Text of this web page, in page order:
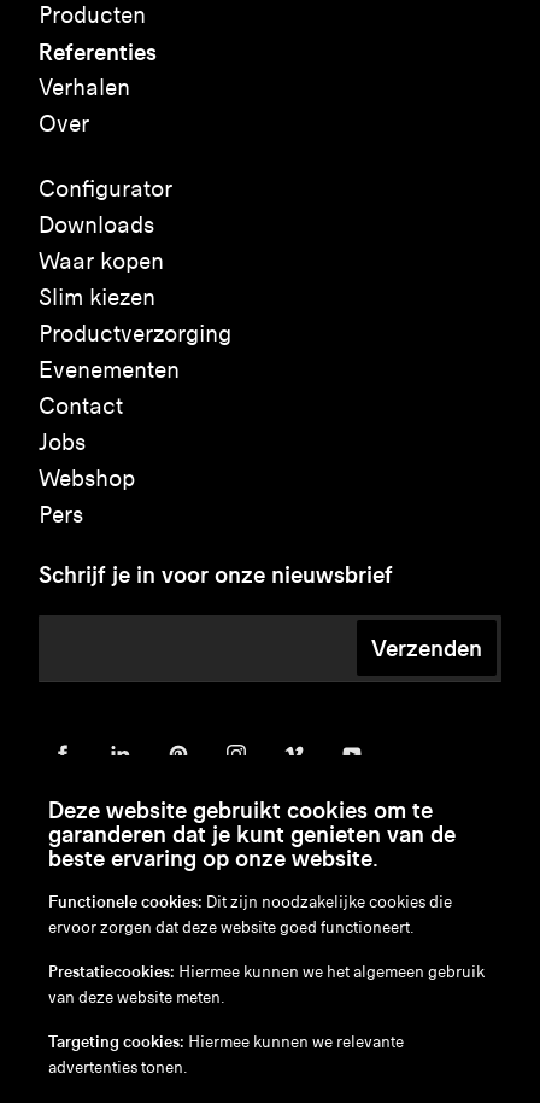
Producten
Referenties
Verhalen
Over
Configurator
Downloads
Waar kopen
Slim kiezen
Productverzorging
Evenementen
Contact
Jobs
Webshop
Pers
Schrijf je in voor onze nieuwsbrief
Verzenden
en/nl/fr/de
Disclaimer
Cookiebeleid
Deze website gebruikt cookies om te
garanderen dat je kunt genieten van de
beste ervaring op onze website.
Functionele cookies: Dit zijn noodzakelijke cookies die
ervoor zorgen dat deze website goed functioneert.
Prestatiecookies: Hiermee kunnen we het algemeen gebruik
van deze website meten.
Targeting cookies: Hiermee kunnen we relevante
advertenties tonen.